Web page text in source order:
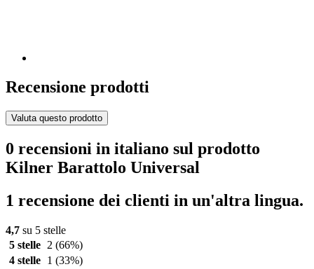
Recensione prodotti
Valuta questo prodotto
0 recensioni in italiano sul prodotto
Kilner Barattolo Universal
1 recensione dei clienti in un'altra lingua.
4,7 su 5 stelle
5 stelle
2 (66%)
4 stelle
1 (33%)